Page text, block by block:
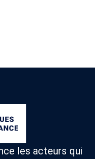
les acteurs qui